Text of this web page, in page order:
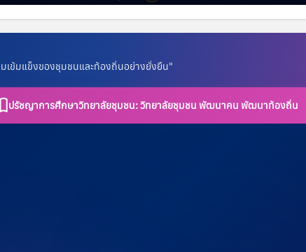
ข้มแข็งของชุมชนและท้องถิ่นอย่างยั่งยืน"
ปรัชญาการศึกษาวิทยาลัยชุมชน:วิทยาลัยชุมชน พัฒนาคน พัฒนาท้องถิ่น